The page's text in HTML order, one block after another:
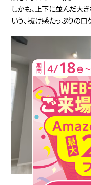
しかも、上下に並んだ大
いう、抜け感たっぷりのロ